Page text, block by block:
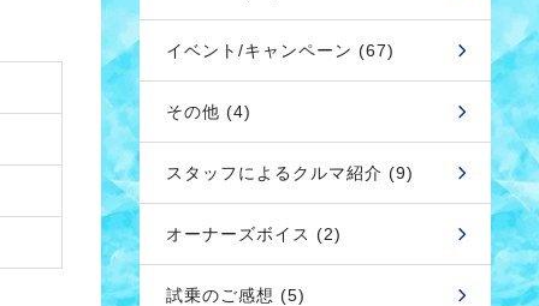
イベント/キャンペーン (67)
その他 (4)
スタッフによるクルマ紹介 (9)
オーナーズボイス (2)
試乗のご感想 (5)